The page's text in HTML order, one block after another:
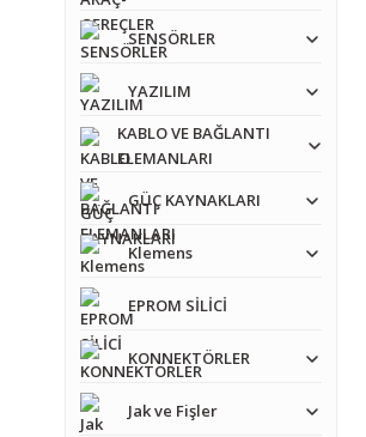
SENSÖRLER
YAZILIM
KABLO VE BAĞLANTI
ELEMANLARI
GÜÇ KAYNAKLARI
Klemens
EPROM SİLİCİ
KONNEKTÖRLER
Jak ve Fişler